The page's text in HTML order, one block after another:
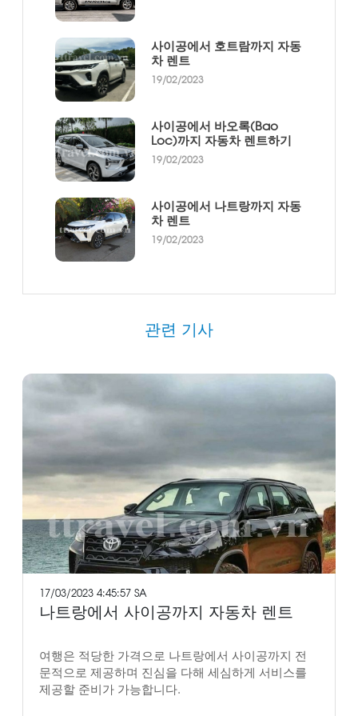
사이공에서 호트람까지 자동
차 렌트
19/02/2023
사이공에서 바오록(Bao
Loc)까지 자동차 렌트하기
19/02/2023
사이공에서 나트랑까지 자동
차 렌트
19/02/2023
관련 기사
17/03/2023 4:45:57 SA
나트랑에서 사이공까지 자동차 렌트
여행은 적당한 가격으로 나트랑에서 사이공까지 전
문적으로 제공하며 진심을 다해 세심하게 서비스를
제공할 준비가 가능합니다.